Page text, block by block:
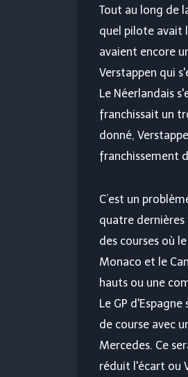
Tout au long de
quel pilote avait
avaient encore
Verstappen qui
Le Néerlandais
franchissait un
donné,
franchissement
C’est un
quatre
des courses où
Monaco et le
hauts ou une
Le GP
de course avec
Mercedes. Ce
réduit l'écart ou